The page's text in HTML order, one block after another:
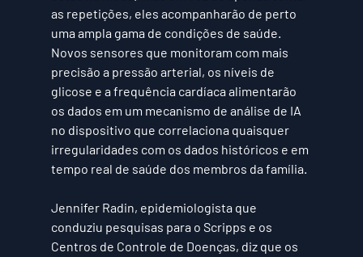
as repetições, eles acompanharão de perto
uma ampla gama de condições de saúde.
Novos sensores que monitoram com mais
precisão a pressão arterial, os níveis de
glicose e a frequência cardíaca alimentarão
os dados em um mecanismo de análise de IA
no dispositivo que correlaciona quaisquer
irregularidades com os dados históricos e em
tempo real de saúde dos membros da família.
Jennifer Radin, epidemiologista que
conduziu pesquisas para o Scripps e os
Centros de Controle de Doenças, diz que os